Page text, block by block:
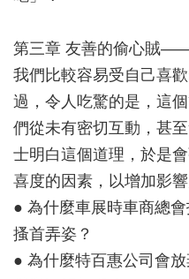
第三章 友善的偷心賊
我們比較容易受自己喜
過，令人吃驚的是，這
們從未有密切互動，甚
士明白這個道理，於是
喜度的因素，以增加影響
● 為什麼車展時車商總
搔首弄姿？
● 為什麼特百惠公司會